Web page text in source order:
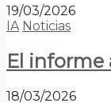
19/03/2026
IA Noticias
El informe
18/03/2026